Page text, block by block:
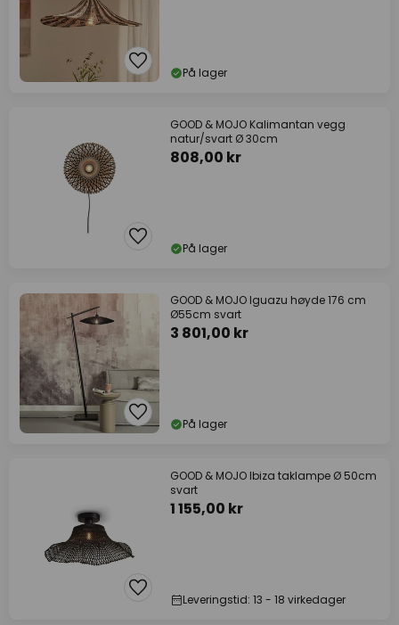
På lager
GOOD & MOJO Kalimantan vegg
natur/svart Ø 30cm
808,00 kr
På lager
GOOD & MOJO Iguazu høyde 176 cm
Ø55cm svart
3 801,00 kr
På lager
GOOD & MOJO Ibiza taklampe Ø 50cm
svart
1 155,00 kr
Leveringstid: 13 - 18 virkedager